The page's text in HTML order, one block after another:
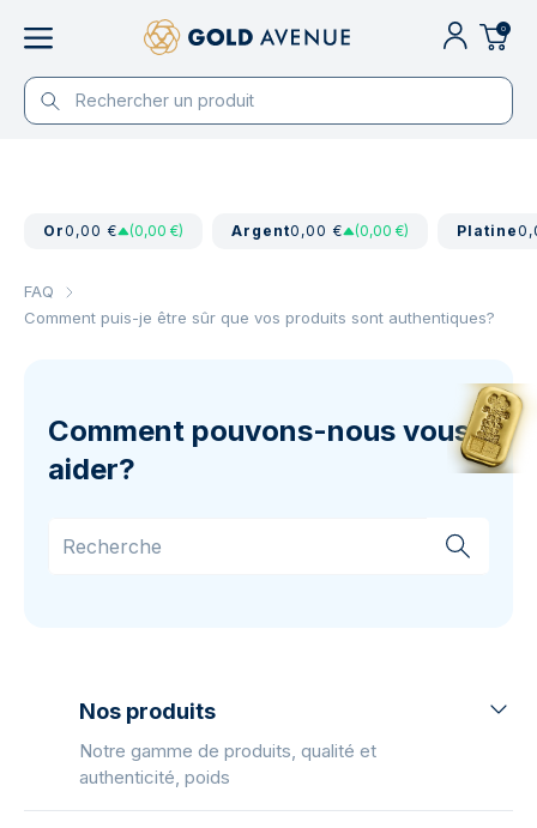
0
Or0,00 € (0,00 €) Argent0,00 € (0,00 €) Platine
FAQ
Comment puis-je être sûr que vos produits sont authentiques?
Comment pouvons-nous vous
aider?
Nos produits
Notre gamme de produits, qualité et
authenticité, poids